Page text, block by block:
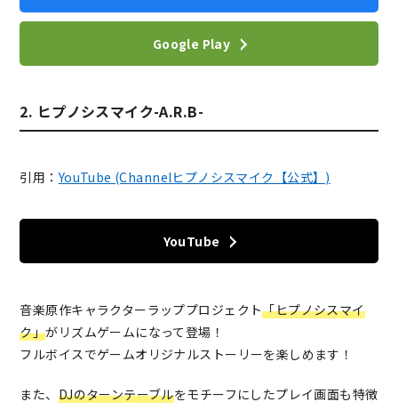
Google Play
2. ヒプノシスマイク-A.R.B-
引用：YouTube (Channelヒプノシスマイク【公式】)
YouTube
音楽原作キャラクターラッププロジェクト「ヒプノシスマイ
ク」がリズムゲームになって登場！
フルボイスでゲームオリジナルストーリーを楽しめます！
また、 DJのターンテーブルをモチーフにしたプレイ画面も特徴